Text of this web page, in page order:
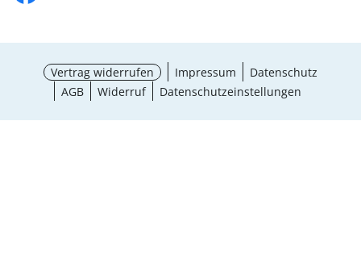
Vertrag widerrufen Impressum
Datenschutz
AGB
Widerruf Datenschutzeinstellungen